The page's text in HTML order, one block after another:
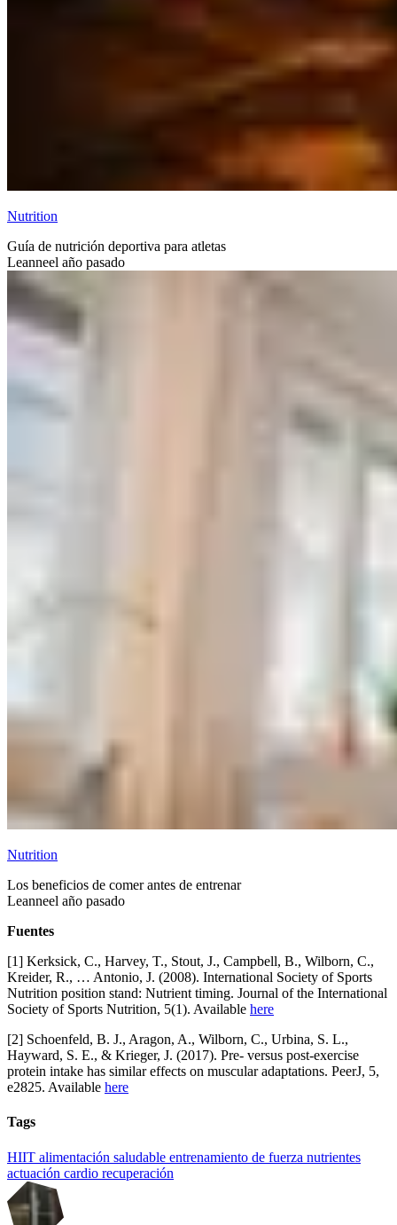
Nutrition
Guía de nutrición deportiva para atletas
Leanneel año pasado
Nutrition
Los beneficios de comer antes de entrenar
Leanneel año pasado
Fuentes
[1] Kerksick, C., Harvey, T., Stout, J., Campbell, B., Wilborn, C.,
Kreider, R., … Antonio, J. (2008). International Society of Sports
Nutrition position stand: Nutrient timing. Journal of the International
Society of Sports Nutrition, 5(1). Available here
[2] Schoenfeld, B. J., Aragon, A., Wilborn, C., Urbina, S. L.,
Hayward, S. E., & Krieger, J. (2017). Pre- versus post-exercise
protein intake has similar effects on muscular adaptations. PeerJ, 5,
e2825. Available here
Tags
HIIT alimentación saludable entrenamiento de fuerza nutrientes
actuación cardio recuperación